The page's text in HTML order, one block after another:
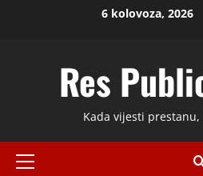
6 kolovoza, 2026
Res
Kada vijesti
Primary